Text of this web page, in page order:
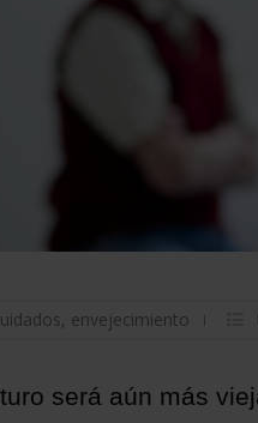
, envejecimiento
será aún más